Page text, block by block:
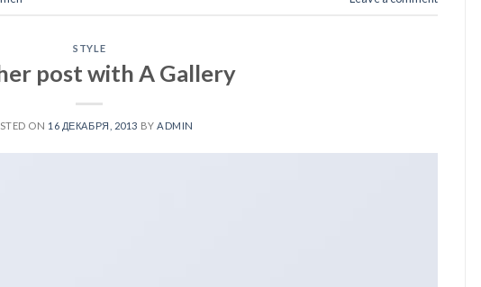
STYLE
post with A Gallery
ON 16 ДЕКАБРЯ, 2013 BYADMIN